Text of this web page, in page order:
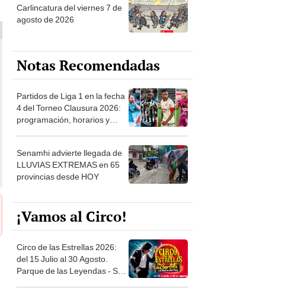
Carlincatura del viernes 7 de
agosto de 2026
Notas Recomendadas
Partidos de Liga 1 en la fecha
4 del Torneo Clausura 2026:
programación, horarios y
Senamhi advierte llegada de
LLUVIAS EXTREMAS en 65
provincias desde HOY
¡Vamos al Circo!
Circo de las Estrellas 2026:
del 15 Julio al 30 Agosto.
Parque de las Leyendas - San